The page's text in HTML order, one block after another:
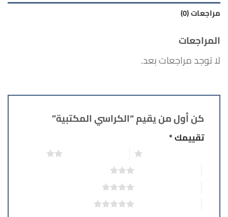
مراجعات (0)
المراجعات
لا توجد مراجعات بعد.
كن أول من يقيم “الكراسي المكتبية”
تقييمك*